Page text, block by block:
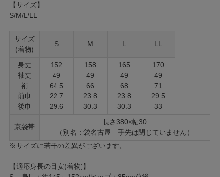
【サイズ】
S/M/L/LL
サイズ
(着物)
S M L LL
身丈
袖丈
裄
前巾
後巾
152
49
64.5
22.7
29.6
158
49
66
23.8
30.3
165
49
68
23.8
30.3
170
49
71
29.5
33
京袋帯
長さ380×幅30
（別名：袋名古屋 手先は閉じていません）
※サイズに若干の差異がございます。
【適応身長の目安(着物)】